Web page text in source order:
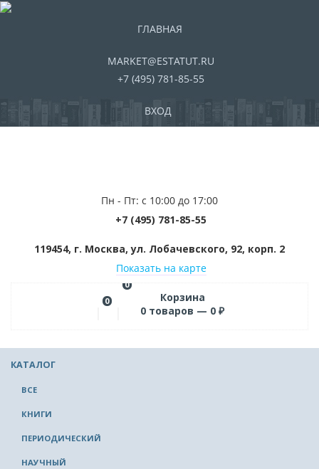
ГЛАВНАЯ
MARKET@ESTATUT.RU
+7 (495) 781-85-55
ВХОД
Пн - Пт: с 10:00 до 17:00
+7 (495) 781-85-55
119454, г. Москва, ул. Лобачевского, 92, корп. 2
Показать на карте
0
0
Корзина
0 товаров — 0 ₽
КАТАЛОГ
ВСЕ
КНИГИ
ПЕРИОДИЧЕСКИЙ
НАУЧНЫЙ